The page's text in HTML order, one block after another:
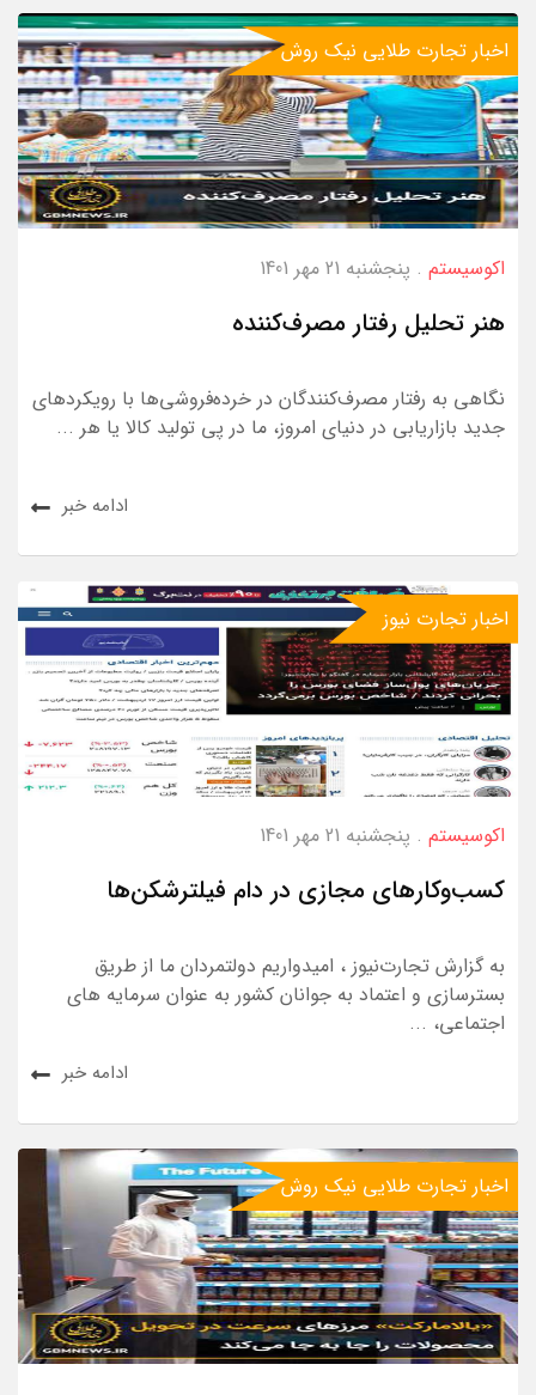
اخبار تجارت طلایی نیک روش
اکوسیستم. پنجشنبه 21 مهر 1401
هنر تحلیل رفتار مصرف‌کننده
نگاهی به رفتار مصرف‌کنندگان در خرده‌فروشی‌ها با رویکردهای
جدید بازاریابی در دنیای امروز، ما در پی تولید کالا یا هر ...
ادامه خبر
اخبار تجارت نیوز
اکوسیستم. پنجشنبه 21 مهر 1401
کسب‌‌وکارهای مجازی در دام فیلترشکن‌ها
به گزارش تجارت‌نیوز ، امیدواریم دولتمردان ما از طریق
بسترسازی و اعتماد به جوانان کشور به عنوان سرمایه های
اجتماعی، ...
ادامه خبر
اخبار تجارت طلایی نیک روش